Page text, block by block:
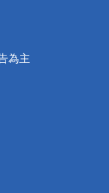
為主